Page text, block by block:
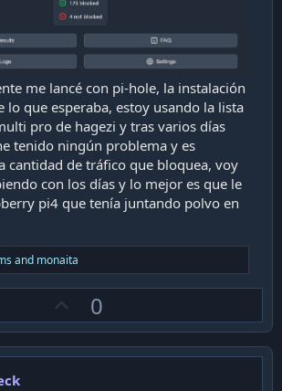
me lancé con pi-hole, la instalación
lo que esperaba, estoy usando la lista
pro de hagezi y tras varios días
tenido ningún problema y es
cantidad de tráfico que bloquea, voy
con los días y lo mejor es que le
pi4 que tenía juntando polvo en
and monaita
p
v
0